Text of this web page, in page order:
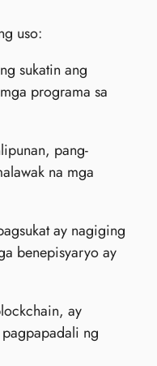
uso:
sukatin ang
programa sa
pang-
na mga
ay nagiging
benepisyaryo ay
ay
ng